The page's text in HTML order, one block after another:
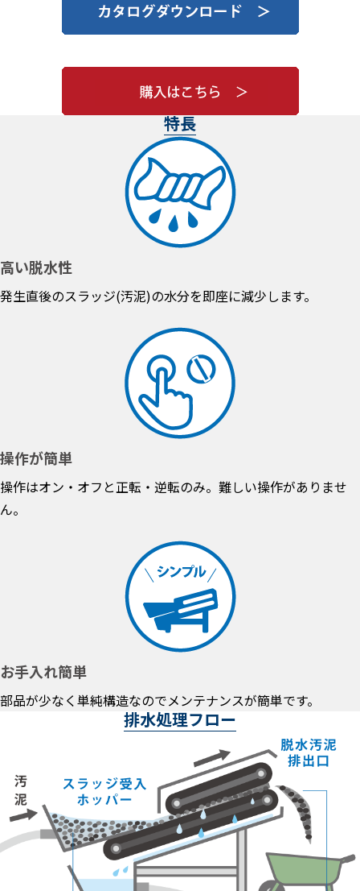
特長
高い脱水性
発生直後のスラッジ(汚泥)の水分を即座に減少します。
操作が簡単
操作はオン・オフと正転・逆転のみ。難しい操作がありませ
ん。
お手入れ簡単
部品が少なく単純構造なのでメンテナンスが簡単です。
排水処理フロー